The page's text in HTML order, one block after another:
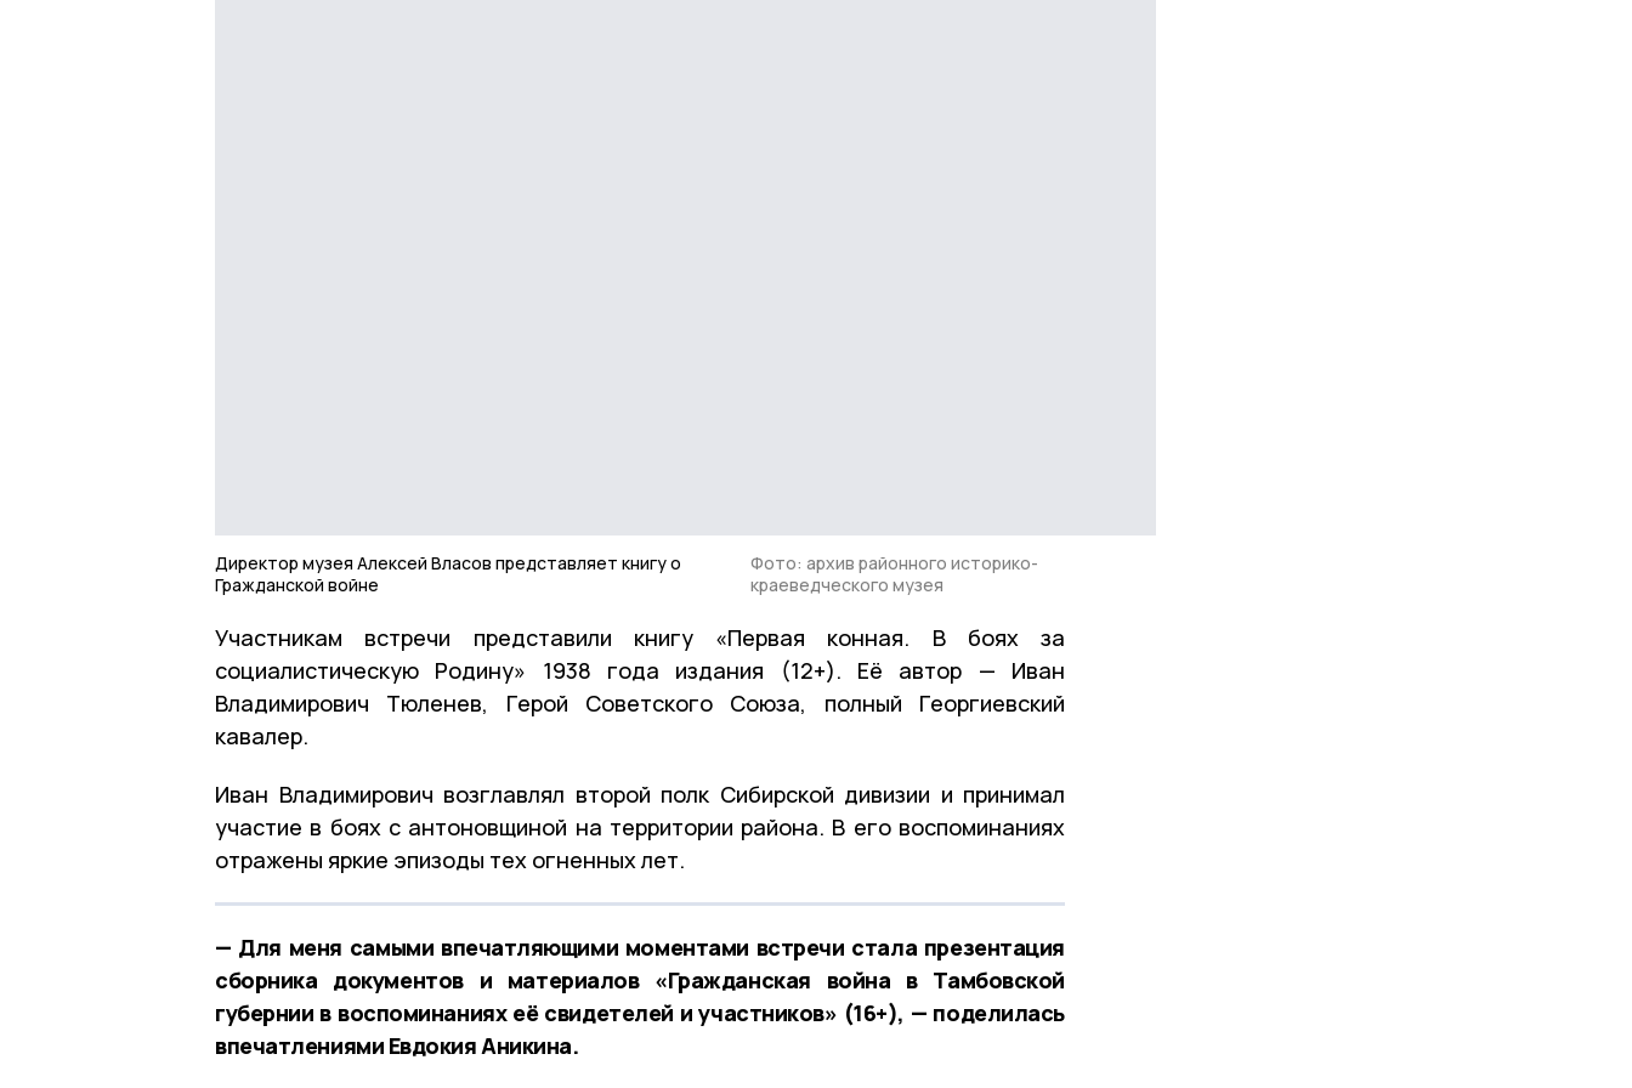
Директор музея Алексей Власов представляет книгу о
Гражданской войне
Фото: архив районного историко-
краеведческого музея
Участникам встречи представили книгу «Первая конная. В боях за
социалистическую Родину» 1938 года издания (12+). Её автор — Иван
Владимирович Тюленев, Герой Советского Союза, полный Георгиевский
кавалер.
Иван Владимирович возглавлял второй полк Сибирской дивизии и принимал
участие в боях с антоновщиной на территории района. В его воспоминаниях
отражены яркие эпизоды тех огненных лет.
— Для меня самыми впечатляющими моментами встречи стала презентация
сборника документов и материалов «Гражданская война в Тамбовской
губернии в воспоминаниях её свидетелей и участников» (16+), — поделилась
впечатлениями Евдокия Аникина.